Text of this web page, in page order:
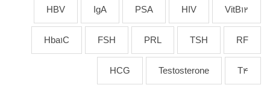
VitB12
HIV
PSA
IgA
HBV
RF
TSH
PRL
FSH
Hba1C
T4
Testosterone
HCG